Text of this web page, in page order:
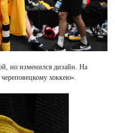
но изменился дизайн. На
хоккею».